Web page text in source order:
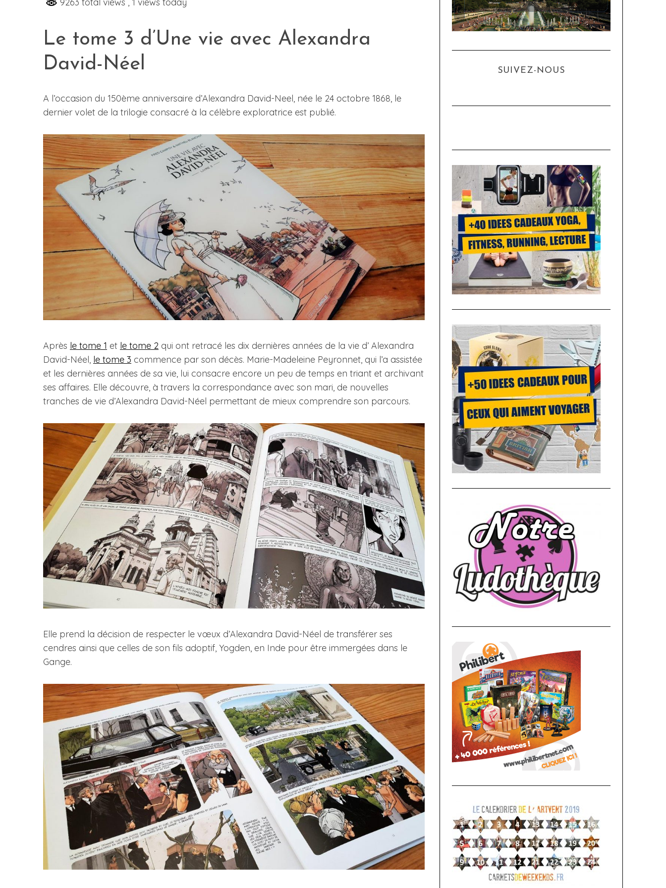
Le tome 3 d’Une vie avec Alexandra
David-Néel
A l’occasion du 150ème anniversaire d’Alexandra David-Neel, née le 24 octobre 1868, le
dernier volet de la trilogie consacré à la célèbre exploratrice est publié.
Après le tome 1 et le tome 2 qui ont retracé les dix dernières années de la vie d’ Alexandra
David-Néel, le tome 3 commence par son décès. Marie-Madeleine Peyronnet, qui l’a assistée
et les dernières années de sa vie, lui consacre encore un peu de temps en triant et archivant
ses affaires. Elle découvre, à travers la correspondance avec son mari, de nouvelles
tranches de vie d’Alexandra David-Néel permettant de mieux comprendre son parcours.
Elle prend la décision de respecter le vœux d’Alexandra David-Néel de transférer ses
cendres ainsi que celles de son fils adoptif, Yogden, en Inde pour être immergées dans le
Gange.
SUIVEZ-NOUS
f
r
: